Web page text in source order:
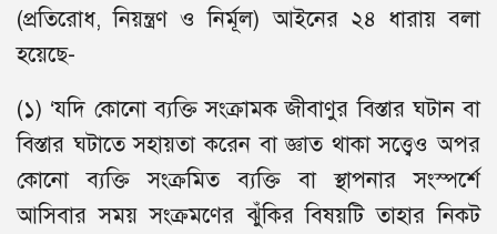
(প্রতিরোধ, নিয়ন্ত্রণ ও নির্মূল) আইনের ২৪ ধারায় বলা
হয়েছে-
(১) ‘যদি কোনো ব্যক্তি সংক্রামক জীবাণুর বিস্তার ঘটান বা
বিস্তার ঘটাতে সহায়তা করেন বা জ্ঞাত থাকা সত্ত্বেও অপর
কোনো ব্যক্তি সংক্রমিত ব্যক্তি বা স্থাপনার সংস্পর্শে
আসিবার সময় সংক্রমণের ঝুঁকির বিষয়টি তাহার নিকট